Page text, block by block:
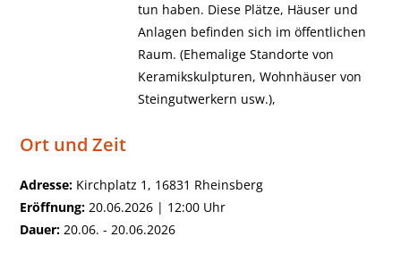
tun haben. Diese Plätze, Häuser und
Anlagen befinden sich im öffentlichen
Raum. (Ehemalige Standorte von
Keramikskulpturen, Wohnhäuser von
Steingutwerkern usw.),
Ort und Zeit
Adresse: Kirchplatz 1, 16831 Rheinsberg
Eröffnung: 20.06.2026 | 12:00 Uhr
Dauer: 20.06. - 20.06.2026